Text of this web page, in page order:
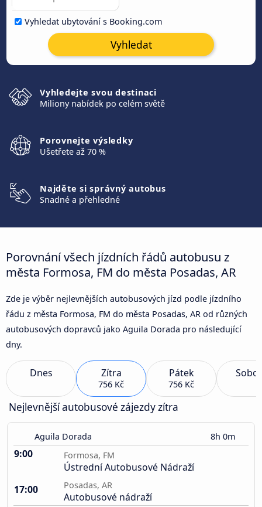
Vyhledat ubytování s Booking.com
Vyhledat
Vyhledejte svou destinaci
Miliony nabídek po celém světě
Porovnejte výsledky
Ušetřete až 70 %
Najděte si správný autobus
Snadné a přehledné
Porovnání všech jízdních řádů autobusu z
města Formosa, FM do města Posadas, AR
Zde je výběr nejlevnějších autobusových jízd podle jízdního
řádu z města Formosa, FM do města Posadas, AR od různých
autobusových dopravců jako Aguila Dorada pro následující
dny.
Dnes Zítra
756 Kč
Pátek
756 Kč
Nejlevnější autobusové zájezdy zítra
Aguila Dorada 8h 0m
9:00 Formosa, FM
Ústrední Autobusové Nádraží
17:00
Posadas, AR
Autobusové nádraží